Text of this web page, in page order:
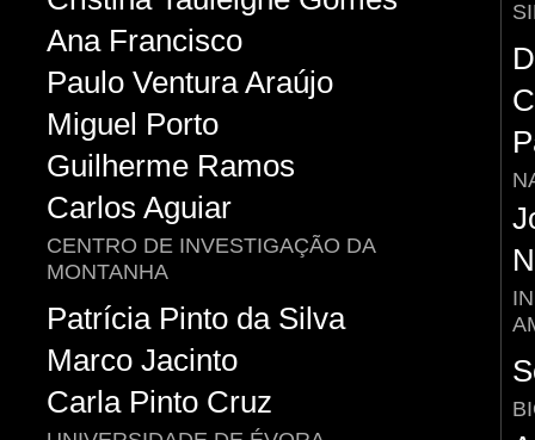
Ana Francisco
Paulo Ventura Araújo
Miguel Porto
Guilherme Ramos
Carlos Aguiar
CENTRO DE INVESTIGAÇÃO DA
MONTANHA
Patrícia Pinto da Silva
Marco Jacinto
Carla Pinto Cruz